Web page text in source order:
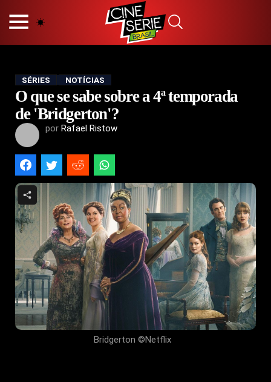
POLÍTICA DE PRIVACIDADE
TERMOS E CONDIÇÕES
CONTATO
Hot
Popular
Tendência
Filmes
Séries
Novelas
SÉRIES NOTÍCIAS
O que se sabe sobre a 4ª temporada
de 'Bridgerton'?
por Rafael Ristow
Bridgerton ©Netflix